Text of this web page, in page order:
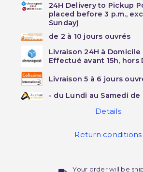
24H Delivery to Pickup
placed before 3 p.m.,
Sunday)
de 2 à 10 jours ouvrés
Livraison 24H à Domicile
Effectué avant 15h, hors
Livraison 5 à 6 jours
- du Lundi au Samedi de
Details
Return conditions
Your order will be